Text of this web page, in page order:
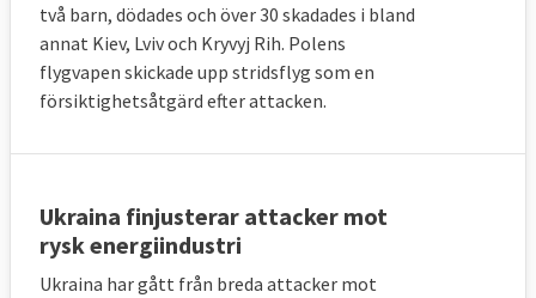
två barn, dödades och över 30 skadades i bland
annat Kiev, Lviv och Kryvyj Rih. Polens
flygvapen skickade upp stridsflyg som en
försiktighetsåtgärd efter attacken.
Ukraina finjusterar attacker mot
rysk energiindustri
Ukraina har gått från breda attacker mot